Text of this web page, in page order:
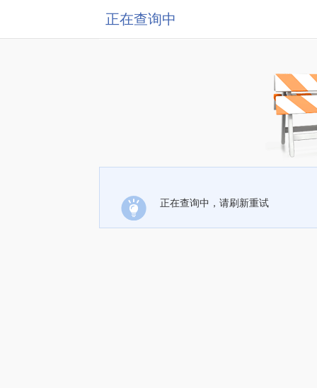
正在查询中
正在查询中，请刷新重试